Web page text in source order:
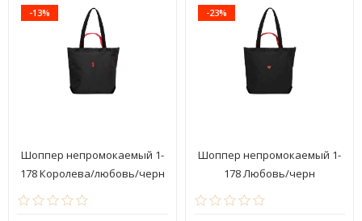
-13%
Шоппер непромокаемый 1-
178 Королева/любовь/черн
-23%
Шоппер непромокаемый 1-
178 Любовь/черн